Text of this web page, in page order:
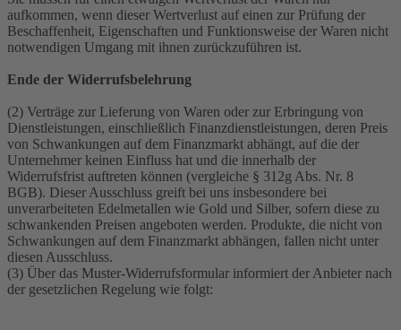
aufkommen, wenn dieser Wertverlust auf einen zur Prüfung der
Beschaffenheit, Eigenschaften und Funktionsweise der Waren nicht
notwendigen Umgang mit ihnen zurückzuführen ist.
Ende der Widerrufsbelehrung
(2) Verträge zur Lieferung von Waren oder zur Erbringung von
Dienstleistungen, einschließlich Finanzdienstleistungen, deren Preis
von Schwankungen auf dem Finanzmarkt abhängt, auf die der
Unternehmer keinen Einfluss hat und die innerhalb der
Widerrufsfrist auftreten können (vergleiche § 312g Abs. Nr. 8
BGB). Dieser Ausschluss greift bei uns insbesondere bei
unverarbeiteten Edelmetallen wie Gold und Silber, sofern diese zu
schwankenden Preisen angeboten werden. Produkte, die nicht von
Schwankungen auf dem Finanzmarkt abhängen, fallen nicht unter
diesen Ausschluss.
(3) Über das Muster-Widerrufsformular informiert der Anbieter nach
der gesetzlichen Regelung wie folgt: